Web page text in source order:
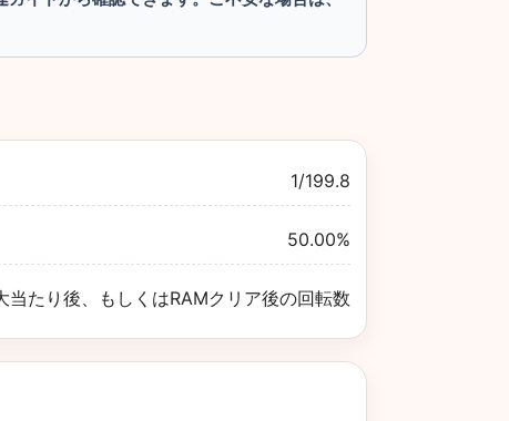
1/199.8
50.00%
たり後、もしくはRAMクリア後の回転数